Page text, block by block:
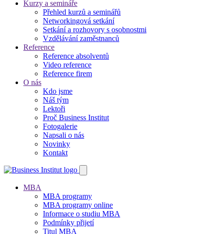
Kurzy a semináře
Přehled kurzů a seminářů
Networkingová setkání
Setkání a rozhovory s osobnostmi
Vzdělávání zaměstnanců
Reference
Reference absolventů
Video reference
Reference firem
O nás
Kdo jsme
Náš tým
Lektoři
Proč Business Institut
Fotogalerie
Napsali o nás
Novinky
Kontakt
MBA
MBA programy
MBA programy online
Informace o studiu MBA
Podmínky přijetí
Titul MBA